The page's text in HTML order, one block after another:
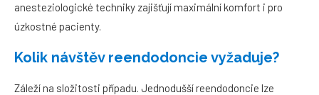
anesteziologické techniky zajišťují maximální komfort i pro
úzkostné pacienty.
Kolik návštěv reendodoncie vyžaduje?
Záleží na složitosti případu. Jednodušší reendodoncie lze